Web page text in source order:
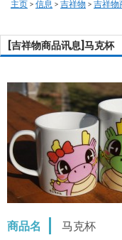
正主页 > 信息 > 吉祥物 > 吉祥物
[吉祥物商品讯息]马克杯
商品名
马克杯